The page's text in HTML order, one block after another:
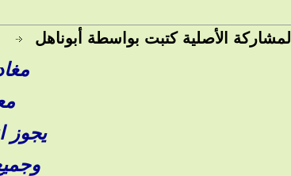
المشاركة الأصلية كتبت بواسطة أبوناهل
يجوز